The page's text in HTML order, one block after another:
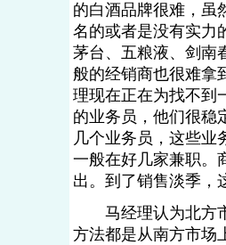
的白酒品牌很难，虽
名的或者是没有实力
茅台、五粮液、剑南
般的经销商也很难拿
理现在正在为找不到
的业务员，他们很稳
几个业务员，这些业
一般在好几家兼职。
出。到了销售淡季，
马经理认为北方市
方法都是从南方市场